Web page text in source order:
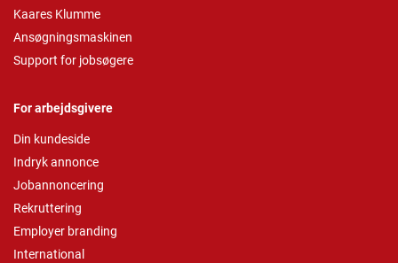
Kaares Klumme
Ansøgningsmaskinen
Support for jobsøgere
For arbejdsgivere
Din kundeside
Indryk annonce
Jobannoncering
Rekruttering
Employer branding
International